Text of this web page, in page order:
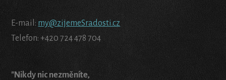
E-mail: my@zijemeSradosti.cz
Telefon: +420 724 478 704
"Nikdy nic nezměníte,